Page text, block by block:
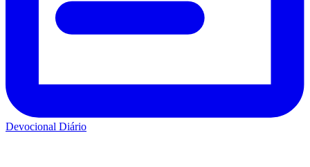
Devocional Diário